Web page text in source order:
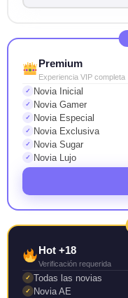
Premium
Experiencia VIP completa
✓ Novia Inicial
✓ Novia Gamer
✓ Novia Especial
✓ Novia Exclusiva
✓ Novia Sugar
✓ Novia Lujo
Hot +18
Verificación requerida
✓ Todas las novias
✓ Novia AE